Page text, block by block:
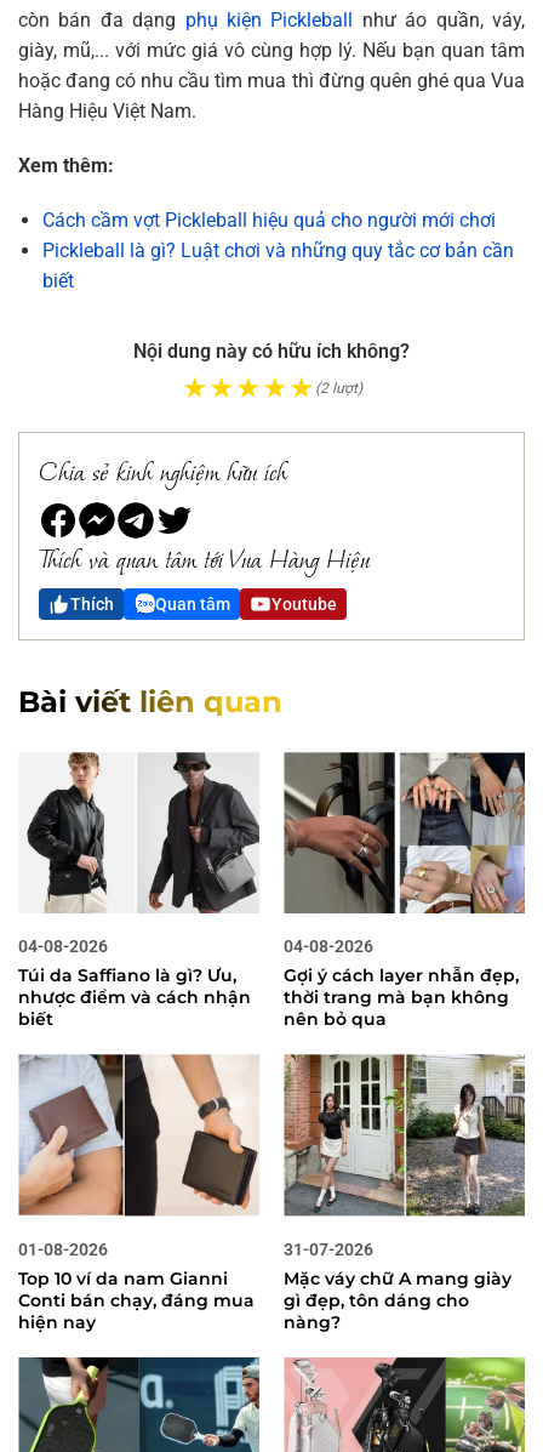
còn bán đa dạng phụ kiện Pickleball như áo quần, váy,
giày, mũ,... với mức giá vô cùng hợp lý. Nếu bạn quan tâm
hoặc đang có nhu cầu tìm mua thì đừng quên ghé qua Vua
Hàng Hiệu Việt Nam.
Xem thêm:
Cách cầm vợt Pickleball hiệu quả cho người mới chơi
Pickleball là gì? Luật chơi và những quy tắc cơ bản cần
biết
Nội dung này có hữu ích không?
★★★★★ (2 lượt)
Chia sẻ kinh nghiệm hữu ích
Thích và quan tâm tới Vua Hàng Hiệu
Thích Quan tâm Youtube
Bài viết liên quan
04-08-2026
Túi da Saffiano là gì? Ưu,
nhược điểm và cách nhận
biết
04-08-2026
Gợi ý cách layer nhẫn đẹp,
thời trang mà bạn không
nên bỏ qua
01-08-2026
Top 10 ví da nam Gianni
Conti bán chạy, đáng mua
hiện nay
31-07-2026
Mặc váy chữ A mang giày
gì đẹp, tôn dáng cho
nàng?